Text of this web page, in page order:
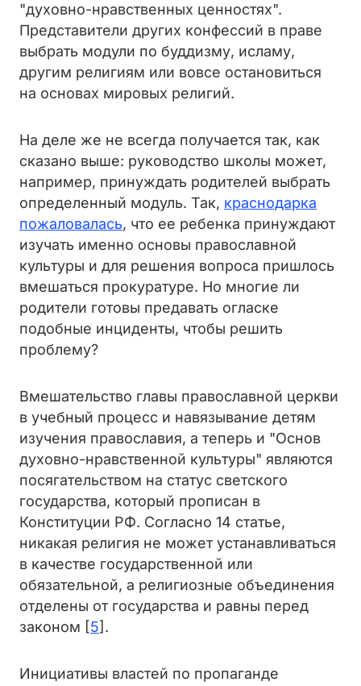
"духовно-нравственных ценностях".
Представители других конфессий в праве
выбрать модули по буддизму, исламу,
другим религиям или вовсе остановиться
на основах мировых религий.
На деле же не всегда получается так, как
сказано выше: руководство школы может,
например, принуждать родителей выбрать
определенный модуль. Так, краснодарка
пожаловалась, что ее ребенка принуждают
изучать именно основы православной
культуры и для решения вопроса пришлось
вмешаться прокуратуре. Но многие ли
родители готовы предавать огласке
подобные инциденты, чтобы решить
проблему?
Вмешательство главы православной церкви
в учебный процесс и навязывание детям
изучения православия, а теперь и "Основ
духовно-нравственной культуры" являются
посягательством на статус светского
государства, который прописан в
Конституции РФ. Согласно 14 статье,
никакая религия не может устанавливаться
в качестве государственной или
обязательной, а религиозные объединения
отделены от государства и равны перед
законом [5].
Инициативы властей по пропаганде